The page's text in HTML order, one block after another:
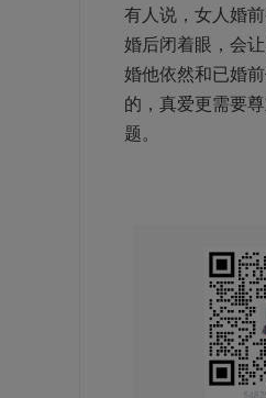
有人说，女人婚
婚后闭着眼，会
婚他依然和已婚
的，真爱更需要
题。